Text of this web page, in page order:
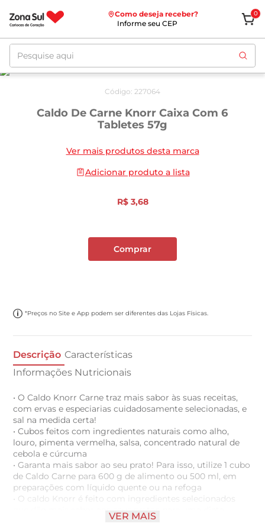
Como deseja receber?
Informe seu CEP
0
Pesquise aqui
Código: 227064
Caldo De Carne Knorr Caixa Com 6
Tabletes 57g
Ver mais produtos desta marca
Adicionar produto a lista
R$ 3,68
Comprar
*Preços no Site e App podem ser diferentes das Lojas Físicas.
Descrição Características
Informações Nutricionais
• O Caldo Knorr Carne traz mais sabor às suas receitas,
com ervas e especiarias cuidadosamente selecionadas, e
sal na medida certa!
• Cubos feitos com ingredientes naturais como alho,
louro, pimenta vermelha, salsa, concentrado natural de
cebola e cúrcuma
• Garanta mais sabor ao seu prato! Para isso, utilize 1 cubo
de Caldo Carne para 600 g de alimento ou 500 ml, em
preparações com líquido quente ou na refoga
• O caldo Knorr é feito com ingredientes selecionados
que dão mais sabor aos seus pratos para uma dieta
VER MAIS